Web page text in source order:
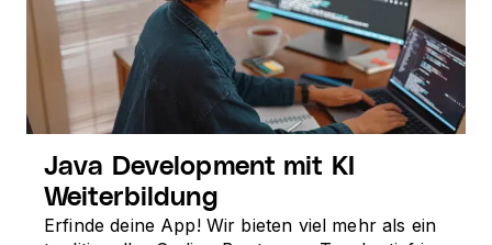
Java Development mit KI
Weiterbildung
Erfinde deine App! Wir bieten viel mehr als ein